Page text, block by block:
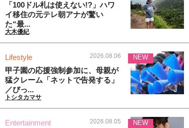
「100ドル札は使えない!?」ハワ
イ移住の元テレ朝アナが驚い
た“最...
大木優紀
Lifestyle 2026.08.06
甲子園の応援強制参加に、母親が
猛クレーム「ネットで告発する」
／びっ...
トシタカマサ
NEW
Entertainment 2026.08.05 NEW